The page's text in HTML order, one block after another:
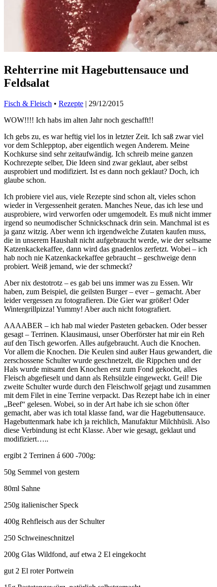
Rehterrine mit Hagebuttensauce und
Feldsalat
Fisch & Fleisch • Rezepte | 29/12/2015
WOW!!!! Ich habs im alten Jahr noch geschafft!!
Ich gebs zu, es war heftig viel los in letzter Zeit. Ich saß zwar viel
vor dem Schlepptop, aber eigentlich wegen Anderem. Meine
Kochkurse sind sehr zeitaufwändig. Ich schreib meine ganzen
Kochrezepte selber, Die Ideen sind zwar geklaut, aber selbst
ausprobiert und modifiziert. Ist es dann noch geklaut? Doch, ich
glaube schon.
Ich probiere viel aus, viele Rezepte sind schon alt, vieles schon
wieder in Vergessenheit geraten. Manches Neue, das ich lese und
ausprobiere, wird verworfen oder umgemodelt. Es muß nicht immer
irgend so neumodischer Schnickschnack drin sein. Manchmal ist es
ja ganz witzig. Aber wenn ich irgendwelche Zutaten kaufen muss,
die in unserem Haushalt nicht aufgebraucht werde, wie der seltsame
Katzenkackekaffee, dann wird das gnadenlos zerfetzt. Wobei – ich
hab noch nie Katzenkackekaffee gebraucht – geschweige denn
probiert. Weiß jemand, wie der schmeckt?
Aber nix destotrotz – es gab bei uns immer was zu Essen. Wir
haben, zum Beispiel, die geilsten Burger – ever – gemacht. Aber
leider vergessen zu fotografieren. Die Gier war größer! Oder
Wintergrillpizza! Yummy! Aber auch nicht fotografiert.
AAAABER – ich hab mal wieder Pasteten gebacken. Oder besser
gesagt – Terrinen. Klausimausi, unser Oberförster hat mir ein Reh
auf den Tisch geworfen. Alles aufgebraucht. Auch die Knochen.
Vor allem die Knochen. Die Keulen sind außer Haus gewandert, die
zerschossene Schulter wurde geschnetzelt, die Rippchen und der
Hals wurde mitsamt den Knochen erst zum Fond gekocht, alles
Fleisch abgefieselt und dann als Rehsülzle eingeweckt. Geil! Die
zweite Schulter wurde durch den Fleischwolf gejagt und zusammen
mit dem Filet in eine Terrine verpackt. Das Rezept habe ich in einer
„Beef“ gelesen. Wobei, so in der Art habe ich sie schon öfter
gemacht, aber was ich total klasse fand, war die Hagebuttensauce.
Hagebuttenmark habe ich ja reichlich, Manufaktur Milchhüsli. Also
diese Verbindung ist echt Klasse. Aber wie gesagt, geklaut und
modifiziert…..
ergibt 2 Terrinen á 600 -700g:
50g Semmel von gestern
80ml Sahne
250g italienischer Speck
400g Rehfleisch aus der Schulter
250 Schweineschnitzel
200g Glas Wildfond, auf etwa 2 El eingekocht
gut 2 El roter Portwein